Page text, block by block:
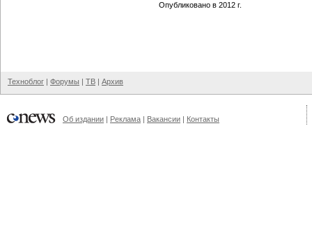
Опубликовано в 2012 г.
Техноблог | Форумы | ТВ | Архив
Об издании | Реклама | Вакансии | Контакты